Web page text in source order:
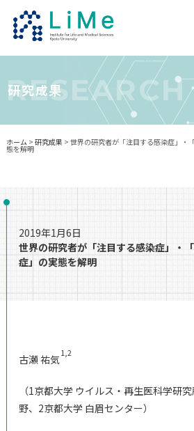
医生研について
ニュース・イベント
研究成果
RESEARCH
ホーム> 研究成果 > 世界の研究者が「注目する感染症」・
態を解明
2019年1月6日
世界の研究者が「注目する感染症」・
症」の実態を解明
古瀬 祐気
1,2
（1京都大学 ウイルス・再生医科学研
野、2京都大学 白眉センター）